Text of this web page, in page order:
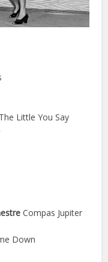
The Little You Say
Compas Jupiter
Down